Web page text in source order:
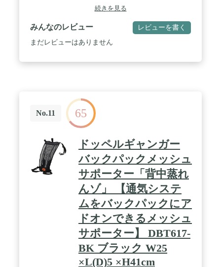
て予告なしに仕様を変更する場合があります。 / 製
品につきましては細心の品質管理を行っております
が、万一製品に不具合・不足部品等がございました
ら、取扱説明書に記載のメーカーサポート窓口まで
お問い合わせ下さい。 / 部門名: ユニセックス大人
続きを見る
みんなのレビュー レビューを書く
まだレビューはありません
No.11 65
ドッペルギャンガー
バックパックメッシュ
サポーター「背中蒸れ
んゾ」 【通気システ
ムをバックパックにア
ドオンできるメッシュ
サポーター】 DBT617-
BK ブラック W25
×L(D)5 ×H41cm